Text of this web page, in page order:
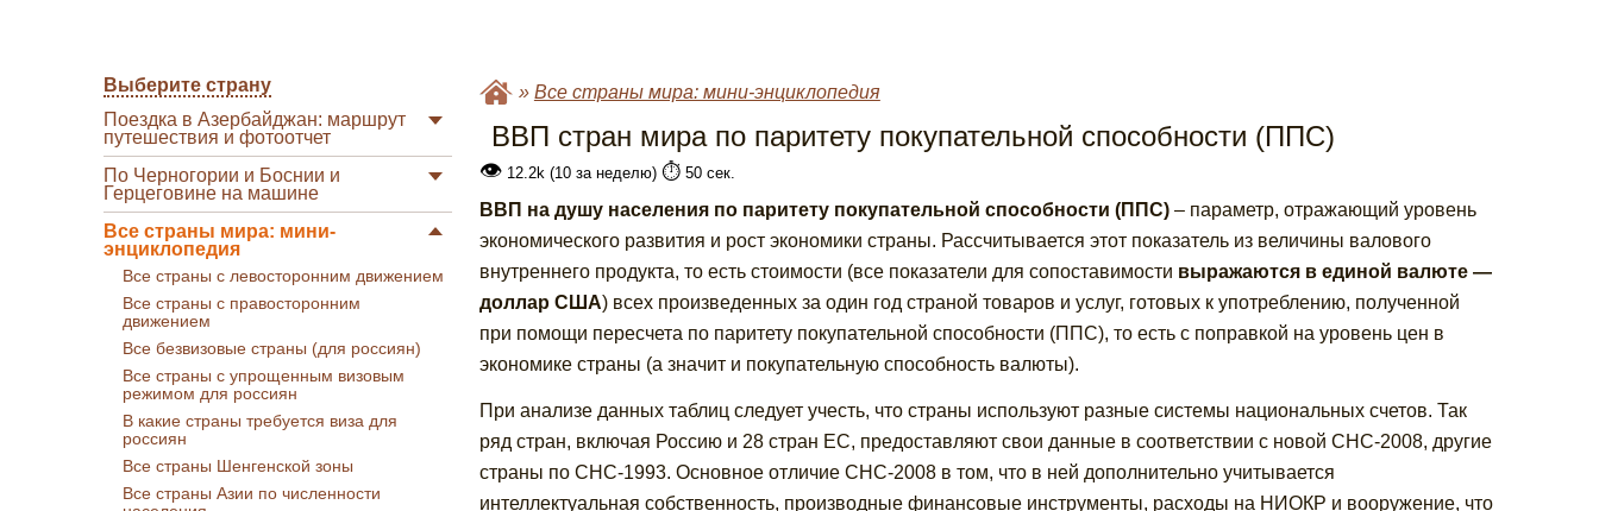
Выберите страну
Поездка в Азербайджан: маршрут
путешествия и фотоотчет
По Черногории и Боснии и
Герцеговине на машине
Все страны мира: мини-
энциклопедия
Все страны с левосторонним движением
Все страны с правосторонним
движением
Все безвизовые страны (для россиян)
Все страны с упрощенным визовым
режимом для россиян
В какие страны требуется виза для
россиян
Все страны Шенгенской зоны
Все страны Азии по численности
» Все страны мира: мини-энциклопедия
ВВП стран мира по паритету покупательной способности (ППС)
👁12.2k (10 за неделю) ⏱️50 сек.
ВВП на душу населения по паритету покупательной способности (ППС) – параметр, отражающий уровень
экономического развития и рост экономики страны. Рассчитывается этот показатель из величины валового
внутреннего продукта, то есть стоимости (все показатели для сопоставимости выражаются в единой валюте —
доллар США) всех произведенных за один год страной товаров и услуг, готовых к употреблению, полученной
при помощи пересчета по паритету покупательной способности (ППС), то есть с поправкой на уровень цен в
экономике страны (а значит и покупательную способность валюты).
При анализе данных таблиц следует учесть, что страны используют разные системы национальных счетов. Так
ряд стран, включая Россию и 28 стран ЕС, предоставляют свои данные в соответствии с новой СНС-2008, другие
страны по СНС-1993. Основное отличие СНС-2008 в том, что в ней дополнительно учитывается
интеллектуальная собственность, производные финансовые инструменты, расходы на НИОКР и вооружение, что